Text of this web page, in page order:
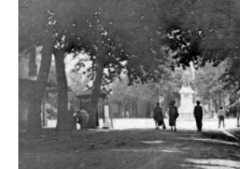
Boufarik